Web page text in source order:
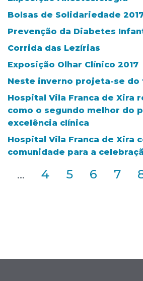
Bolsas de Solidariedade
Prevenção da Diabetes
Corrida das Lezírias
Exposição Olhar Clínico 2017
Neste inverno projeta-se do
Hospital Vila Franca de Xira
como o segundo melhor do
excelência clínica
Hospital Vila Franca de Xira
comunidade para a
... 4 5 6 7